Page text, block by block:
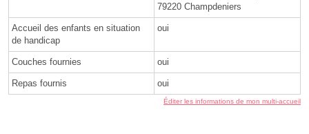
79220 Champdeniers
Accueil des enfants en situation
de handicap
oui
Couches fournies oui
Repas fournis oui
Éditer les informations de mon multi-accueil